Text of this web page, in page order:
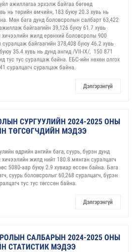
ажиллагаа эрхэлж байгаа бөгөөд
нь төрийн өмчийн, 183 буюу 20.3 хувь нь
Мөн бага дунд боловсролын салбарт 63,422
байгаагийн 39,126 буюу 61.7 хувь
жилд ерөнхий боловсролы 900
суралцаж байгаагийн 378,408 буюу 46.2 хувь
35.4 хувь нь дунд ангид /VII-IX/, 150 871
тус тус суралцаж байна. ЕБС-ийн нөхөн олгох
суралцагч суралцаж байна.
Дэлгэрэнгүй
СУРГУУЛИЙН 2024-2025 ОНЫ
ТӨГСӨГЧДИЙН МЭДЭЭ
өдрийн ангийн бага, суурь, бүрэн дунд
жилд нийт 180.8 мянган суралцагч
5080-аар буюу 2.9 хувиар өссөн байна. Бага
суурь боловсролыг 60,268 суралцагч, бүрэн
тус тус төгссөн байна.
Дэлгэрэнгүй
САЛБАРЫН 2024-2025 ОНЫ
СТАТИСТИК МЭДЭЭ